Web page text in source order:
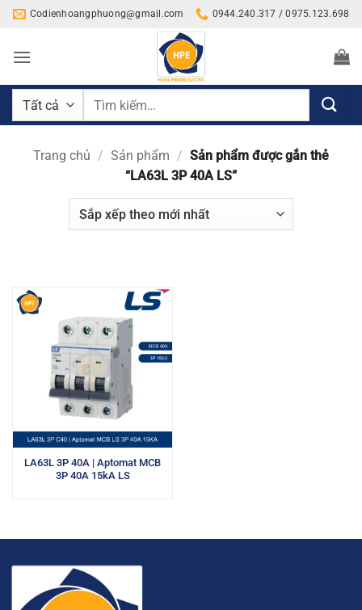
Bỏ
nội
Codienhoangphuong@gmail.com 0944.240.317 / 0975.123.698
Tìm
Trang chủ / Sản phẩm / Sản phẩm được gắn thẻ
“LA63L 3P 40A LS”
LA63L 3P 40A | Aptomat MCB
3P 40A 15kA LS